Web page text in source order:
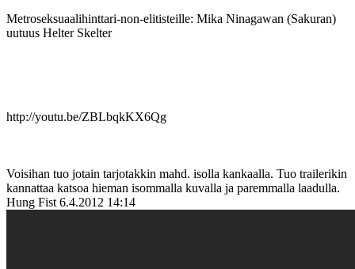
Metroseksuaalihinttari-non-elitisteille: Mika Ninagawan (Sakuran)
uutuus Helter Skelter
http://youtu.be/ZBLbqkKX6Qg
Voisihan tuo jotain tarjotakkin mahd. isolla kankaalla. Tuo trailerikin
kannattaa katsoa hieman isommalla kuvalla ja paremmalla laadulla.
Hung Fist 6.4.2012 14:14